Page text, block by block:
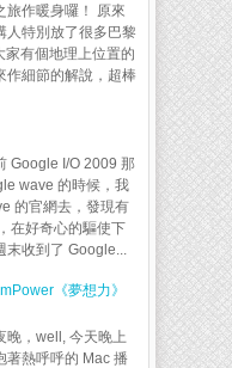
旅作暖身囉！ 原來
人特別放了很多巴黎
有個地理上位置的
作細節的解說，超棒
Google I/O 2009 那
wave 的時候，我
的官網去，發現有
在好奇心的驅使下
收到了 Google...
《夢想力》
晚，well, 今天晚上
著熱呼呼的 Mac 播